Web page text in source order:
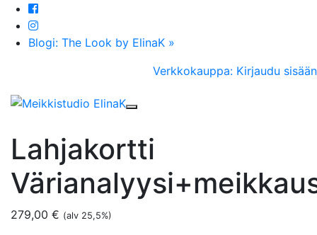
Blogi: The Look by ElinaK »
Verkkokauppa: Kirjaudu sisään
Lahjakortti
279,00 € (alv 25,5%)